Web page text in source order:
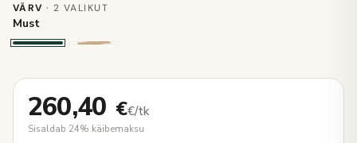
VÄRV · 2 VALIKUT
Must
260,40 €€/tk
Sisaldab 24% käibemaksu